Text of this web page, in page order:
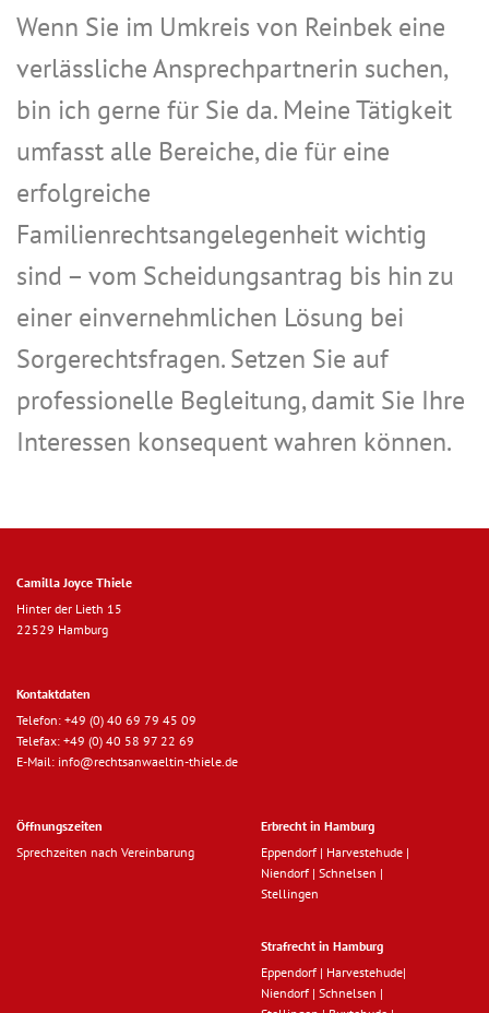
Wenn Sie im Umkreis von Reinbek eine
verlässliche Ansprechpartnerin suchen,
bin ich gerne für Sie da. Meine Tätigkeit
umfasst alle Bereiche, die für eine
erfolgreiche
Familienrechtsangelegenheit wichtig
sind – vom Scheidungsantrag bis hin zu
einer einvernehmlichen Lösung bei
Sorgerechtsfragen. Setzen Sie auf
professionelle Begleitung, damit Sie Ihre
Interessen konsequent wahren können.
Camilla Joyce Thiele
Hinter der Lieth 15
22529 Hamburg
Kontaktdaten
Telefon: +49 (0) 40 69 79 45 09
Telefax: +49 (0) 40 58 97 22 69
E-Mail: info@rechtsanwaeltin-thiele.de
Öffnungszeiten
Sprechzeiten nach Vereinbarung
Erbrecht in Hamburg
Eppendorf | Harvestehude |
Niendorf | Schnelsen |
Stellingen
Strafrecht in Hamburg
Eppendorf | Harvestehude|
Niendorf | Schnelsen |